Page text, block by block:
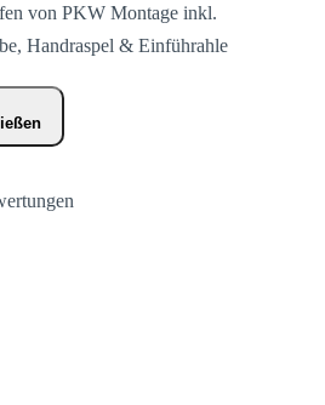
von PKW Montage inkl.
Handraspel & Einführahle